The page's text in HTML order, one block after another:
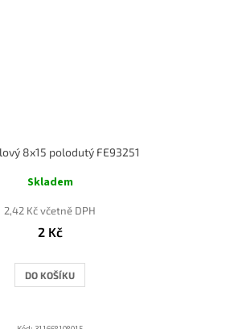
8x15 polodutý FE93251
Skladem
2,42 Kč včetně DPH
2 Kč
DO KOŠÍKU